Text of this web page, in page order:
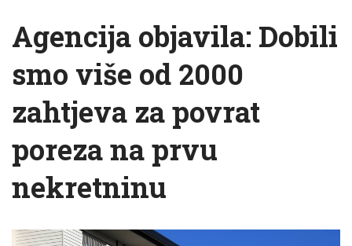
Agencija objavila: Dobili
smo više od 2000
zahtjeva za povrat
poreza na prvu
nekretninu